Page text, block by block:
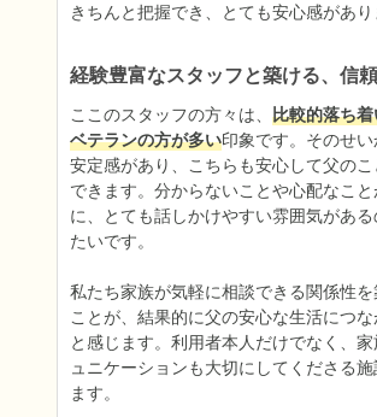
きちんと把握でき、とても安心感があり
経験豊富なスタッフと築ける、信
ここのスタッフの方々は、 比較的落ち
ベテランの方が多い印象です。そのせ
安定感があり、こちらも安心して父の
できます。分からないことや心配なこ
に、とても話しかけやすい雰囲気があ
たいです。
私たち家族が気軽に相談できる関係性を
ことが、結果的に父の安心な生活につな
と感じます。利用者本人だけでなく、家
ュニケーションも大切にしてくださる
ます。